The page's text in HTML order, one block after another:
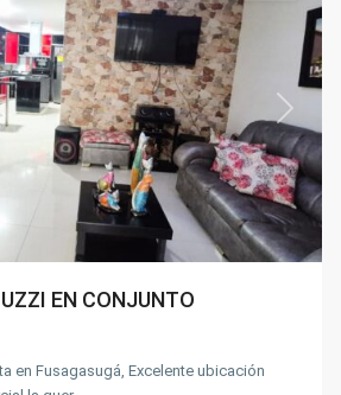
Next
EN CONJUNTO
en Fusagasugá, Excelente ubicación